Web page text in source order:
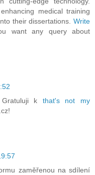
medical training
their dissertations. Write
want any query about
k that's not my
zaměřenou na sdílení